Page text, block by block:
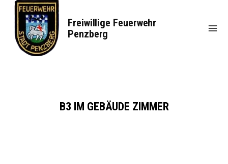
springen
Freiwillige Feuerwehr
Penzberg
B3 IM GEBÄUDE ZIMMER